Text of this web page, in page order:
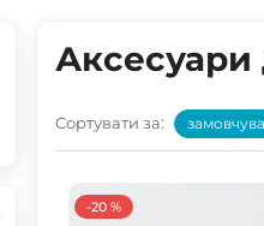
Аксесуари
Сортувати за:
-20 %